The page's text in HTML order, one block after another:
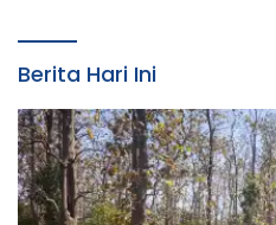
Berita Hari Ini